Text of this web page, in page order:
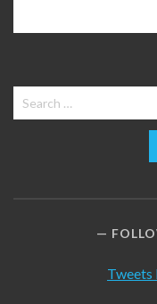
Search
for:
Tweets